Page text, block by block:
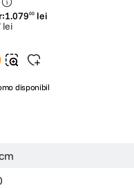
1.07900 lei
lei
disponibil